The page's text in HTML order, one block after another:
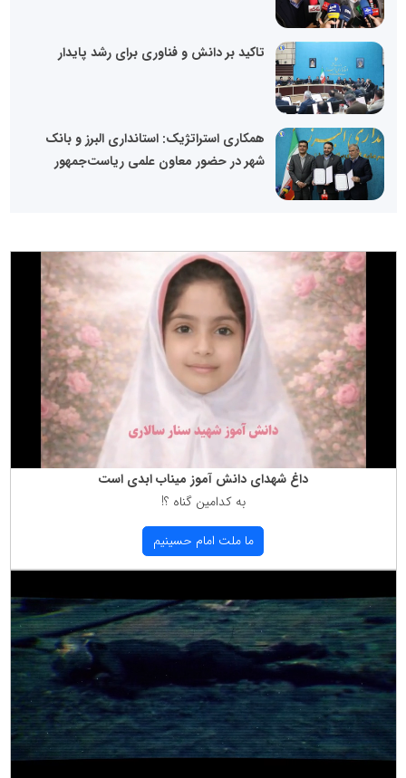
تاکید بر دانش و فناوری برای رشد پایدار
همکاری استراتژیک: استانداری البرز و بانک
شهر در حضور معاون علمی ریاست‌جمهور
داغ شهدای دانش آموز میناب ابدی است
به كدامین گناه ؟!
ما ملت امام حسینیم